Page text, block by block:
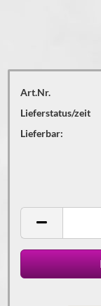
Art.Nr.
Lieferstatus/zeit
Lieferbar: